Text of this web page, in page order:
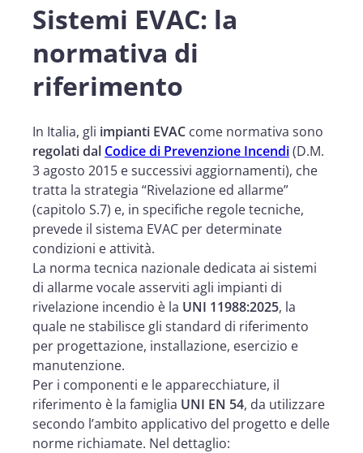
Sistemi EVAC: la
normativa di
riferimento
In Italia, gli impianti EVAC come normativa sono
regolati dal Codice di Prevenzione Incendi(D.M.
3 agosto 2015 e successivi aggiornamenti), che
tratta la strategia “Rivelazione ed allarme”
(capitolo S.7) e, in specifiche regole tecniche,
prevede il sistema EVAC per determinate
condizioni e attività.
La norma tecnica nazionale dedicata ai sistemi
di allarme vocale asserviti agli impianti di
rivelazione incendio è la UNI 11988:2025, la
quale ne stabilisce gli standard di riferimento
per progettazione, installazione, esercizio e
manutenzione.
Per i componenti e le apparecchiature, il
riferimento è la famiglia UNI EN 54, da utilizzare
secondo l’ambito applicativo del progetto e delle
norme richiamate. Nel dettaglio: